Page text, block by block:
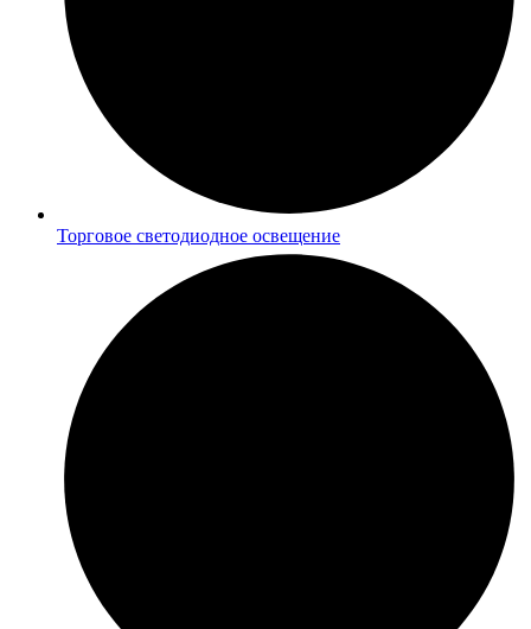
Торговое светодиодное освещение